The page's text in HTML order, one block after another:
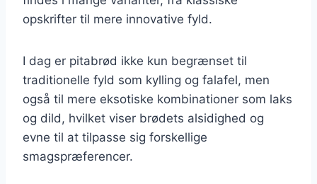
opskrifter til mere innovative fyld.
I dag er pitabrød ikke kun begrænset til
traditionelle fyld som kylling og falafel, men
også til mere eksotiske kombinationer som laks
og dild, hvilket viser brødets alsidighed og
evne til at tilpasse sig forskellige
smagspræferencer.